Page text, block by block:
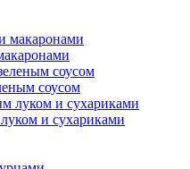
соусом
и сухариками